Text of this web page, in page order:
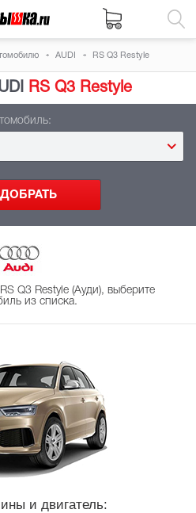
AUDI RS Q3 Restyle
RS Q3 Restyle
Q3 Restyle (Ауди), выберите
из списка.
и двигатель: